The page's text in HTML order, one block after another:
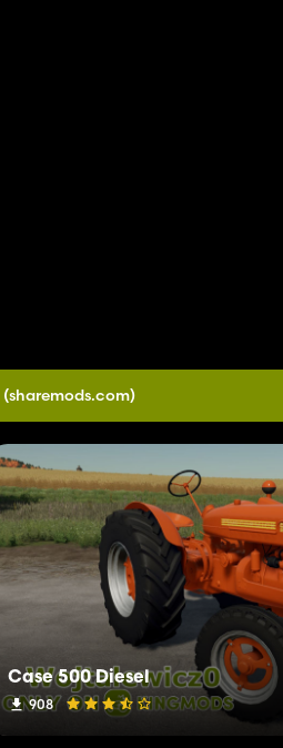
(sharemods.com)
Case 500 Diesel
908